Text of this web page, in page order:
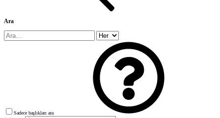
Ara
Sadece başlıkları ara